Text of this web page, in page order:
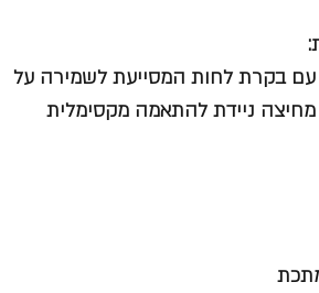
עם בקרת לחות המסייעת לשמירה על
מחיצה ניידת להתאמה מקסימלית